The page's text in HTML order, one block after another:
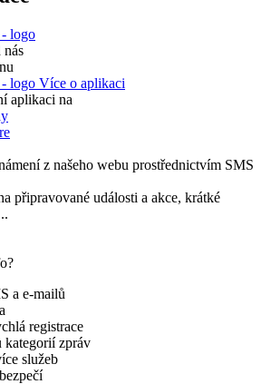
Více o aplikaci
aplikaci na
z našeho webu prostřednictvím SMS
připravované události a akce, krátké
a e-mailů
registrace
kategorií zpráv
služeb